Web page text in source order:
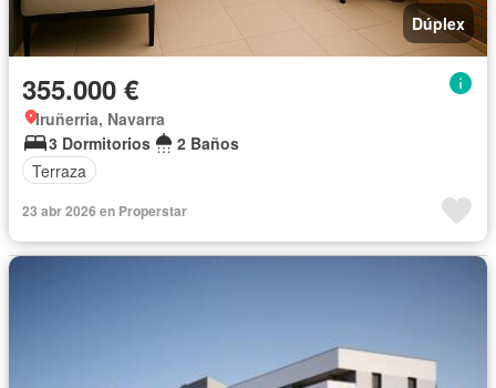
Dúplex
355.000 €
Iruñerria, Navarra
3 Dormitorios
2 Baños
Terraza
23 abr 2026 en Properstar